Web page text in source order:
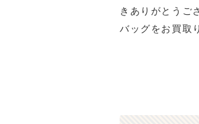
きありがとうご
バッグをお買取